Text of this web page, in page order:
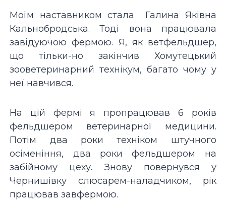
Моїм наставником стала Галина Яківна
Кальнобродська. Тоді вона працювала
завідуючою фермою. Я, як ветфельдшер,
що тільки-но закінчив Хомутецький
зооветеринарний технікум, багато чому у
неї навчився.
На цій фермі я пропрацював 6 років
фельдшером ветеринарної медицини.
Потім два роки техніком штучного
осіменіння, два роки фельдшером на
забійному цеху. Знову повернувся у
Чернишівку слюсарем-наладчиком, рік
працював завфермою.